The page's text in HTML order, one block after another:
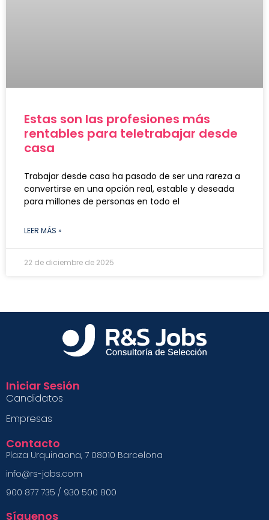
Estas son las profesiones más
rentables para teletrabajar desde
casa
Trabajar desde casa ha pasado de ser una rareza a
convertirse en una opción real, estable y deseada
para millones de personas en todo el
LEER MÁS »
22 de diciembre de 2025
Iniciar Sesión
Candidatos
Empresas
Contacto
Plaza Urquinaona, 7 08010 Barcelona
info@rs-jobs.com
900 877 735 / 930 500 800
Síguenos